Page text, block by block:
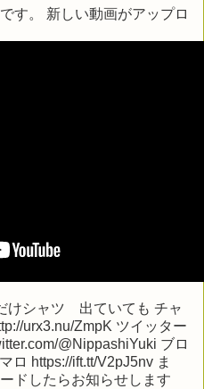
す。 新しい動画がアップロ
けシャツ 出ていても チャ
urx3.nu/ZmpK ツイッター
@NippashiYuki ブロ
ロ https://ift.tt/V2pJ5nv ま
ドしたらお知らせします